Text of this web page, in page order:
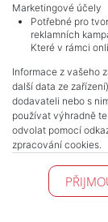
Marketingové účely
Potřebné pro
reklamních
Které v rámci
Informace z vašeho
další data ze
dodavateli nebo s
používat výhradně
odvolat pomocí
zpracování cookies.